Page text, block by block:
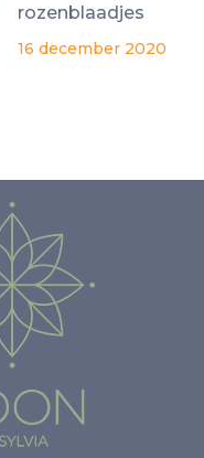
rozenblaadjes
16 december 2020